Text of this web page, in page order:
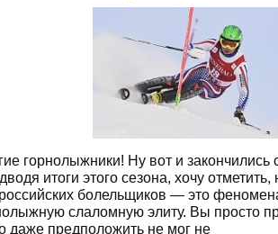
горнолыжники! Ну вот и закончились
итоги этого сезона, хочу
болельщиков — это
слаломную элиту. Вы просто
даже предположить не мог не